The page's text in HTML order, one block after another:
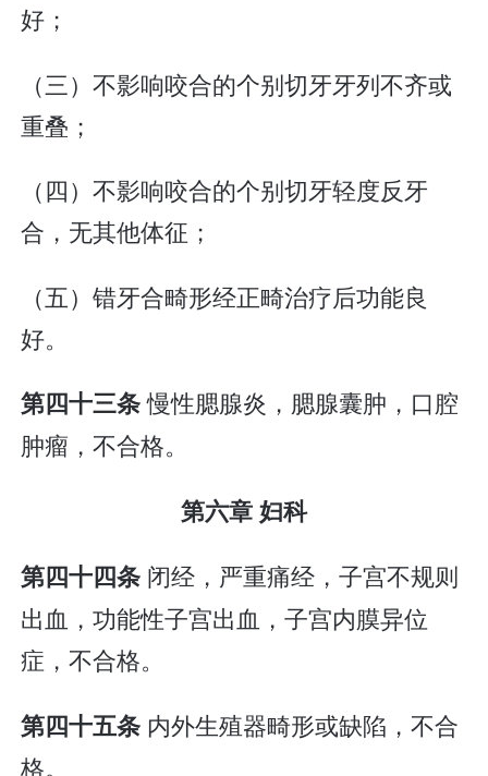
好；
（三）不影响咬合的个别切牙牙列不齐或
重叠；
（四）不影响咬合的个别切牙轻度反牙
合，无其他体征；
（五）错牙合畸形经正畸治疗后功能良
好。
第四十三条慢性腮腺炎，腮腺囊肿，口腔
肿瘤，不合格。
第六章 妇科
第四十四条 闭经，严重痛经，子宫不规则
出血，功能性子宫出血，子宫内膜异位
症，不合格。
第四十五条 内外生殖器畸形或缺陷，不合
格。